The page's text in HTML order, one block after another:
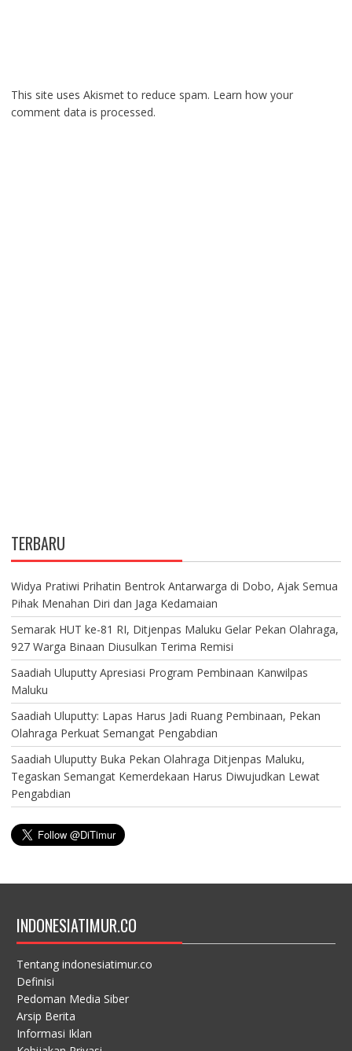
This site uses Akismet to reduce spam. Learn how your
comment data is processed.
TERBARU
Widya Pratiwi Prihatin Bentrok Antarwarga di Dobo, Ajak Semua
Pihak Menahan Diri dan Jaga Kedamaian
Semarak HUT ke-81 RI, Ditjenpas Maluku Gelar Pekan Olahraga,
927 Warga Binaan Diusulkan Terima Remisi
Saadiah Uluputty Apresiasi Program Pembinaan Kanwilpas
Maluku
Saadiah Uluputty: Lapas Harus Jadi Ruang Pembinaan, Pekan
Olahraga Perkuat Semangat Pengabdian
Saadiah Uluputty Buka Pekan Olahraga Ditjenpas Maluku,
Tegaskan Semangat Kemerdekaan Harus Diwujudkan Lewat
Pengabdian
INDONESIATIMUR.CO
Tentang indonesiatimur.co
Definisi
Pedoman Media Siber
Arsip Berita
Informasi Iklan